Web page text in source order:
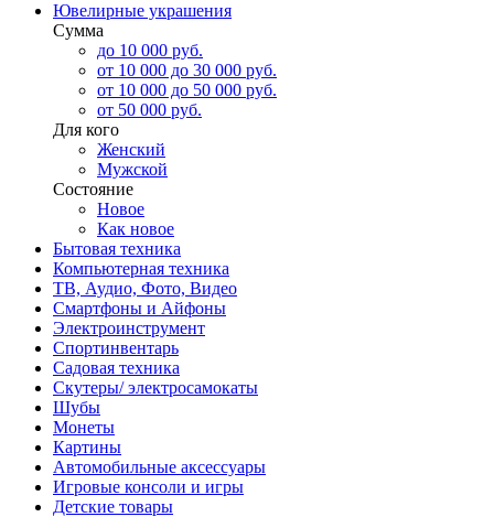
Ювелирные украшения
Сумма
до 10 000 руб.
от 10 000 до 30 000 руб.
от 10 000 до 50 000 руб.
от 50 000 руб.
Для кого
Женский
Мужской
Состояние
Новое
Как новое
Бытовая техника
Компьютерная техника
ТВ, Аудио, Фото, Видео
Смартфоны и Айфоны
Электроинструмент
Спортинвентарь
Садовая техника
Скутеры/ электросамокаты
Шубы
Монеты
Картины
Автомобильные аксессуары
Игровые консоли и игры
Детские товары